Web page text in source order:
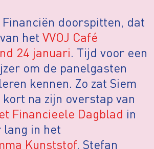
Financiën doorspitten, dat
het VVOJ Café
24 januari. Tijd voor een
om de panelgasten
kennen. Zo zat Siem
na zijn overstap van
Financieele Dagblad in
lang in het
Kunststof. Stefan